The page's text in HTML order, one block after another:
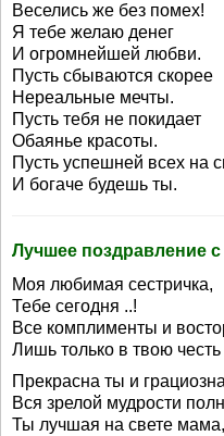
Веселись же без помех!
Я тебе желаю денег
И огромнейшей любви.
Пусть сбываются скорее
Нереальные мечты.
Пусть тебя не покидает
Обаянье красоты.
Пусть успешней всех на
И богаче будешь ты.
Лучшее поздравление
Моя любимая сестричка,
Тебе сегодня ..!
Все комплименты и
Лишь только в твою честь
Прекрасна ты и
Вся зрелой мудрости
Ты лучшая на свете мама,